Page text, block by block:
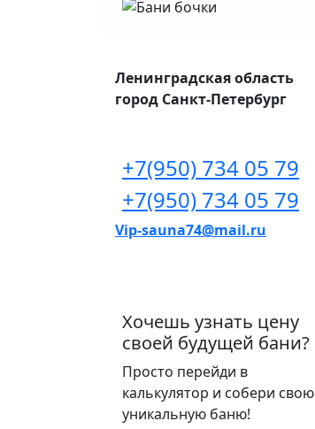
Ленинградская область
город Санкт-Петербург
+7(950) 734 05 79
+7(950) 734 05 79
Vip-sauna74@mail.ru
Хочешь узнать цену
своей будущей бани?
Просто перейди в
калькулятор и собери свою
уникальную баню!